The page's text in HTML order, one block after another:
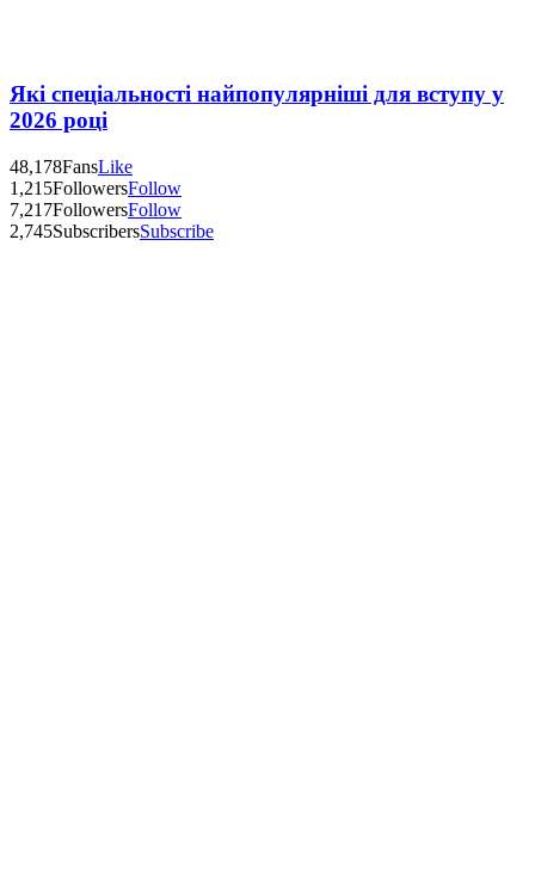
Які спеціальності найпопулярніші для вступу у
2026 році
48,178FansLike
1,215FollowersFollow
7,217FollowersFollow
2,745SubscribersSubscribe